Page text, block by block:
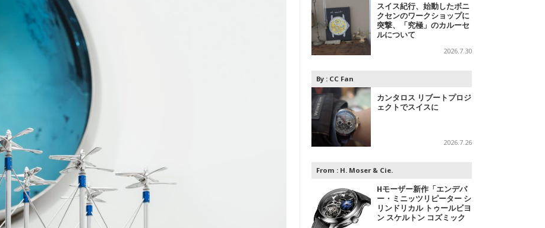
スイス紀行、始動したボニ
クセンのワークショップに
突撃、「究極」のカルーセ
ルについて
2026.7.30
By : CC Fan
カンタロス リブートプロジ
ェクトでスイスに
2026.7.26
From : H. Moser & Cie.
Hモーザー新作「エンデバ
ー・ミニッツリピーター シ
リンドリカル トゥールビヨ
ン スケルトン コズミック